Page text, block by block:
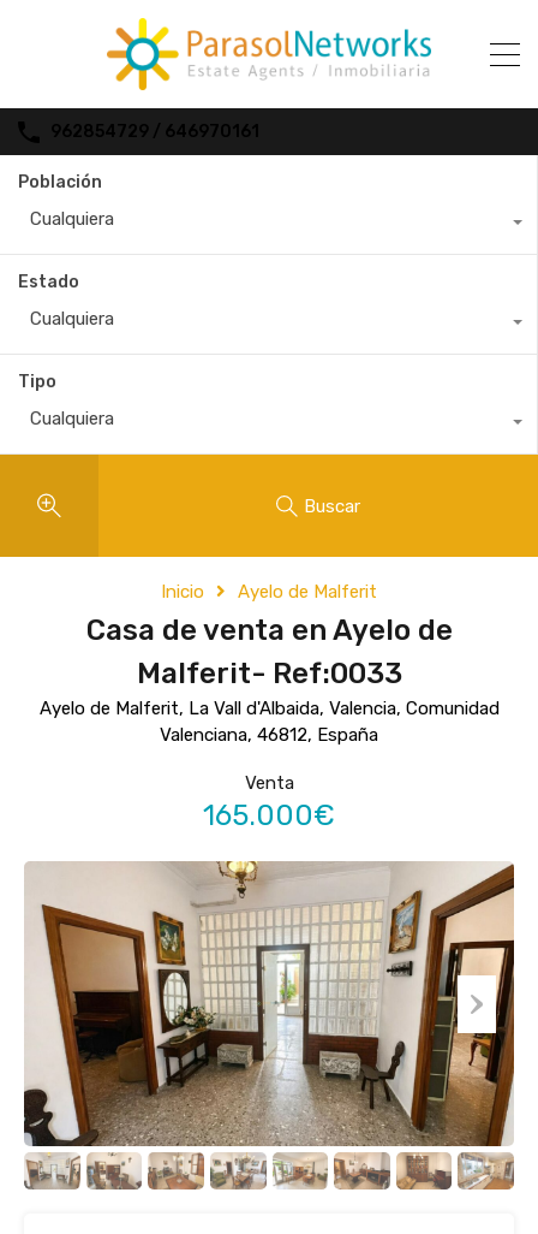
962854729 / 646970161
Población
Cualquiera
Estado
Cualquiera
Tipo
Cualquiera
Buscar
Inicio Ayelo de Malferit
Casa de venta en Ayelo de
Malferit- Ref:0033
Ayelo de Malferit, La Vall d'Albaida, Valencia, Comunidad
Valenciana, 46812, España
Venta
165.000€